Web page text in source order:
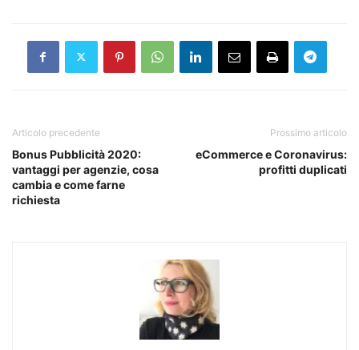
Articolo precedente
Bonus Pubblicità 2020:
vantaggi per agenzie, cosa
cambia e come farne
richiesta
Prossimo articolo
eCommerce e Coronavirus:
profitti duplicati